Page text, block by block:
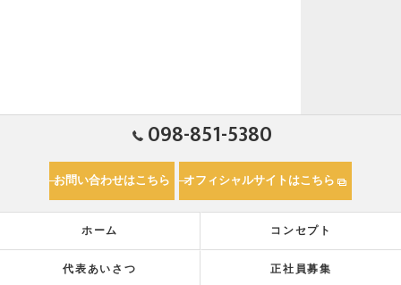
098-851-5380
お問い合わせはこちら オフィシャルサイトはこちら
ホーム コンセプト
代表あいさつ 正社員募集